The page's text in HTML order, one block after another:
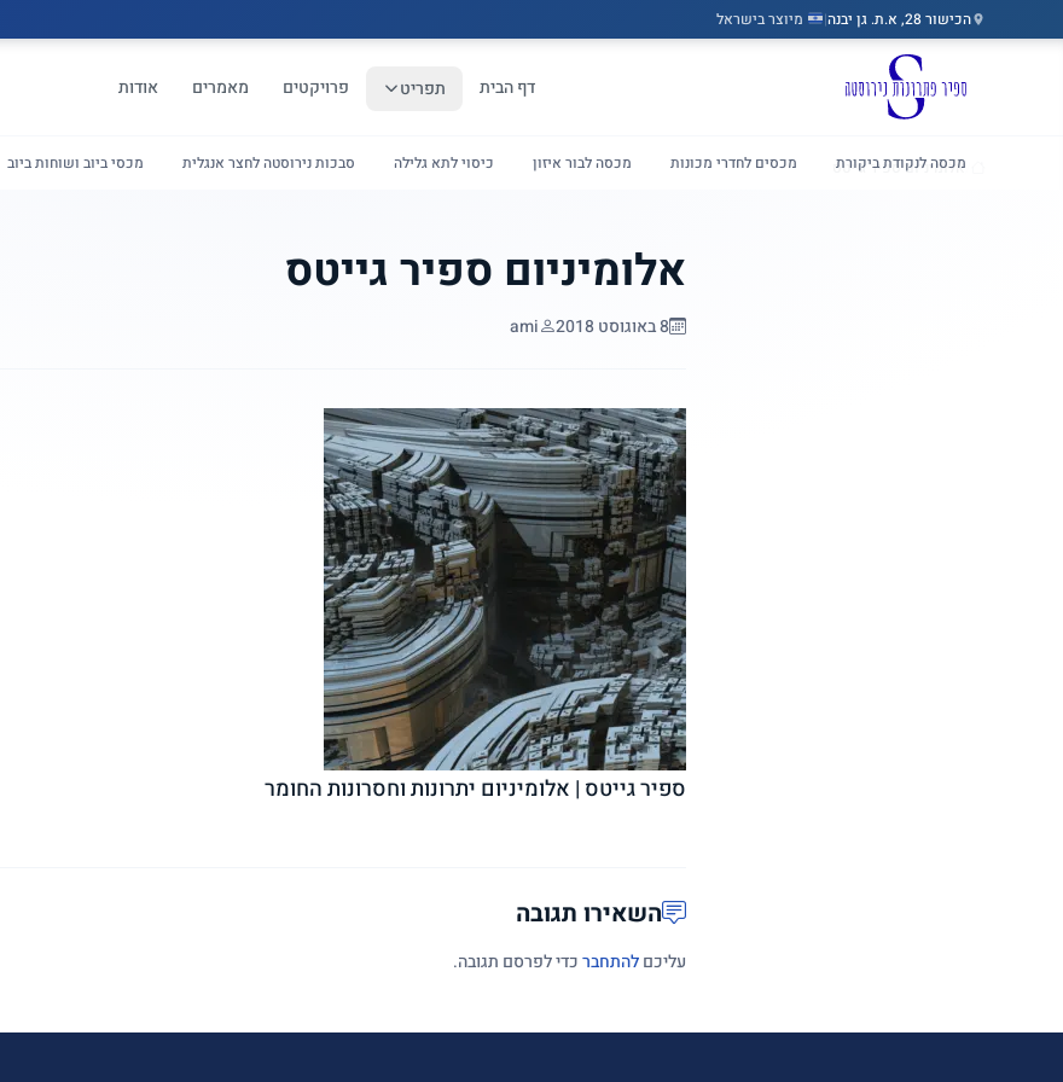
דלג לתוכן הראשי
הכישור 28, א.ת. גן יבנה | מיוצר בישראל
דף הבית תפריט פרויקטים מאמרים אודות
מכסה לנקודת ביקורת מכסים לחדרי מכונות מכסה לבור איזון כיסוי לתא גלילה סבכות נירוסטה לחצר אנגלית מכסי ביוב ושוחות ביוב אלומיניום ספיר גייטס
אלומיניום ספיר גייטס
8 באוגוסט 2018 ami
ספיר גייטס | אלומיניום יתרונות וחסרונות החומר
השאירו תגובה
עליכםלהתחברכדי לפרסם תגובה.